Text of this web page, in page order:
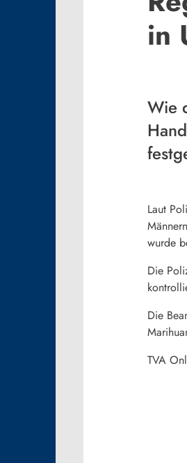
in
Wie
Laut
wurde
Die
Die
TVA